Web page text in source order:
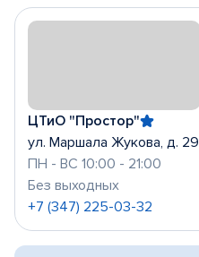
ЦТиО "Простор"
ул. Маршала Жукова, д. 29
ПН - ВС 10:00 - 21:00
Без выходных
+7 (347) 225-03-32